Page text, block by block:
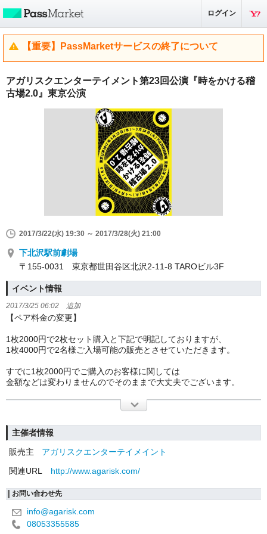
ログイン
【重要】PassMarketサービスの終了について
アガリスクエンターテイメント第23回公演『時をかける稽
古場2.0』東京公演
2017/3/22(水) 19:30 ～ 2017/3/28(火) 21:00
下北沢駅前劇場
〒155-0031 東京都世田谷区北沢2-11-8 TAROビル3F
イベント情報
2017/3/25 06:02 追加
【ペア料金の変更】
1枚2000円で2枚セット購入と下記で明記しておりますが、
1枚4000円で2名様ご入場可能の販売とさせていただきます。
すでに1枚2000円でご購入のお客様に関しては
金額などは変わりませんのでそのままで大丈夫でございます。
主催者情報
販売主
アガリスクエンターテイメイント
関連URL
http://www.agarisk.com/
お問い合わせ先
info@agarisk.com
08053355585